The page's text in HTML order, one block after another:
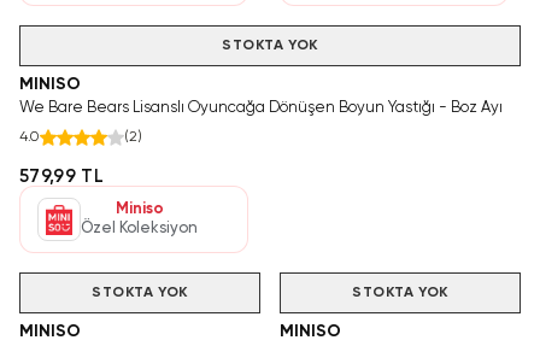
STOKTA YOK
MINISO
We Bare Bears Lisanslı Oyuncağa Dönüşen Boyun Yastığı - Boz Ayı
4.0 (2)
579,99 TL
Miniso
Özel Koleksiyon
STOKTA YOK
MINISO
STOKTA YOK
MINISO